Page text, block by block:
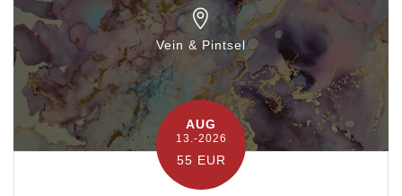
Vein & Pintsel
AUG
13.-2026
55 EUR